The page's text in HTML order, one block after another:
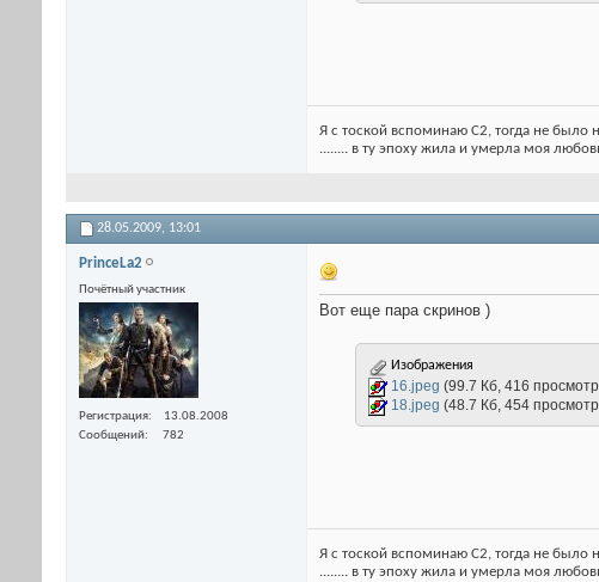
Я с тоской вспоминаю С2, тогда не было
........ в ту эпоху жила и умерла моя
28.05.2009, 13:01
PrinceLa2
Почётный участник
Регистрация
13.08.2008
Сообщений
782
Вот еще пара скринов )
Изображения
16.jpeg (99.7 Кб, 416
18.jpeg (48.7 Кб, 454
Я с тоской вспоминаю С2, тогда не было
........ в ту эпоху жила и умерла моя